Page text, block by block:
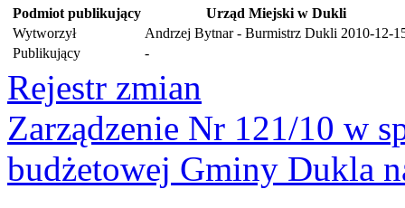
Podmiot publikujący
Urząd Miejski w Dukli
Wytworzył
Andrzej Bytnar - Burmistrz Dukli 2010-12-
Publikujący
-
Rejestr zmian
Zarządzenie Nr 121/10 w
budżetowej Gminy Dukla